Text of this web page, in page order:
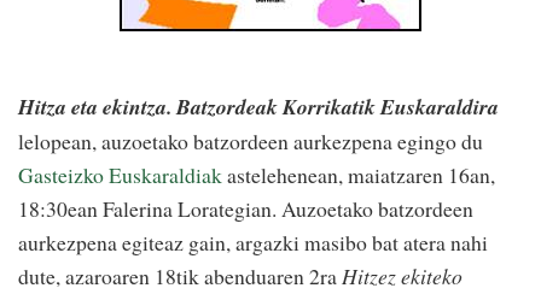
Hitza eta ekintza. Batzordeak Korrikatik Euskaraldira
lelopean, auzoetako batzordeen aurkezpena egingo du
Gasteizko Euskaraldiakastelehenean, maiatzaren 16an,
18:30ean Falerina Lorategian. Auzoetako batzordeen
aurkezpena egiteaz gain, argazki masibo bat atera nahi
dute, azaroaren 18tik abenduaren 2raHitzez ekiteko